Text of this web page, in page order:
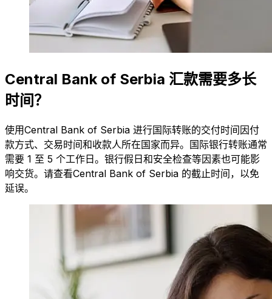
Central Bank of Serbia 汇款需要多长
时间？
使用Central Bank of Serbia 进行国际转账的交付时间因付
款方式、交易时间和收款人所在国家而异。国际银行转账通常
需要 1 至 5 个工作日。银行假日和安全检查等因素也可能影
响交货。请查看Central Bank of Serbia 的截止时间，以免
延误。